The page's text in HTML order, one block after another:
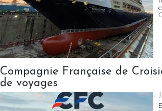
Compagnie Française de
de voyages